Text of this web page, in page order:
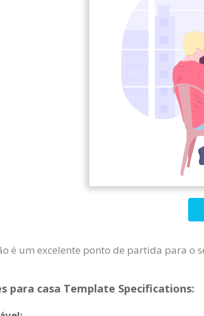
é um excelente ponto de partida para o
para casa Template Specifications: